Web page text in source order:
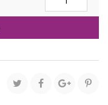
ΧΡΥΣΟ
10Χ15
ΜΕΤΑΛΛΙΚΟ